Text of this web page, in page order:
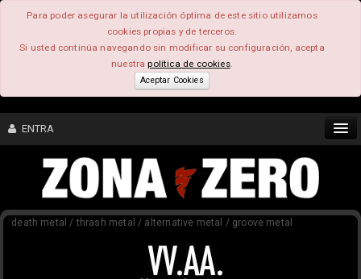
Para poder asegurar la utilización óptima de este sitio utilizamos
cookies propias y de terceros.
Si usted continúa navegando sin modificar su configuración, acepta
nuestrapolítica de cookies.
Aceptar Cookies
ENTRA
CONTENIDO
death metal / thrash metal / alternative metal / groove metal